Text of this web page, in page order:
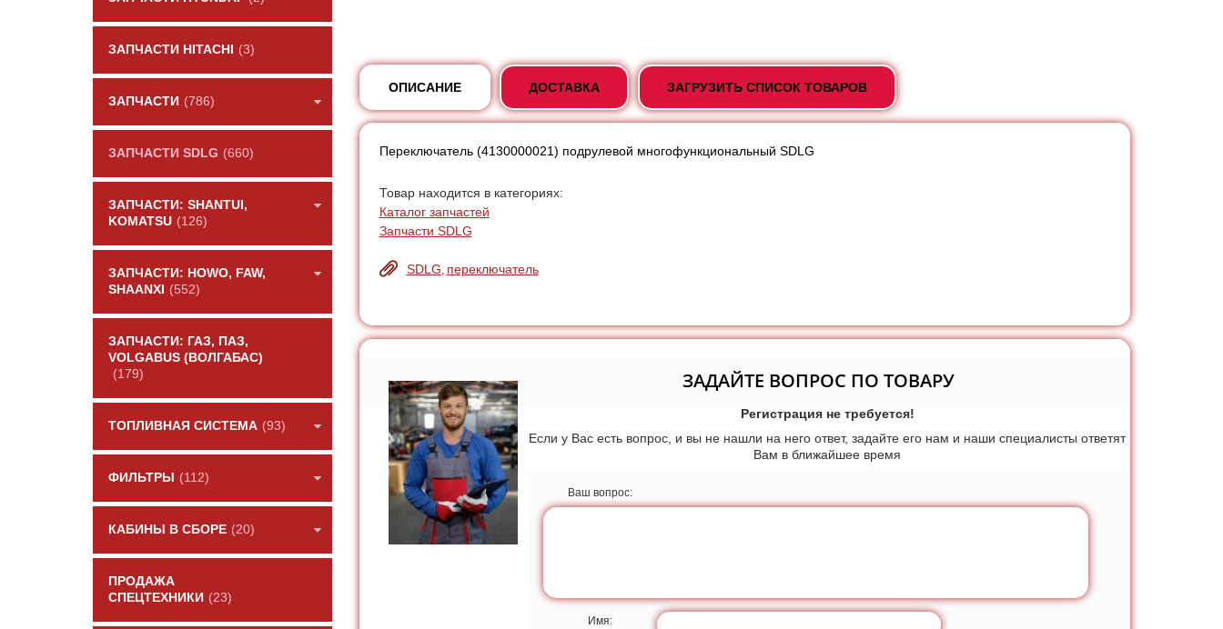
ЗАПЧАСТИ HITACHI (3)
ЗАПЧАСТИ (786)
ЗАПЧАСТИ SDLG (660)
ЗАПЧАСТИ: SHANTUI,
KOMATSU (126)
ЗАПЧАСТИ: HOWO, FAW,
SHAANXI
(552)
ЗАПЧАСТИ: ГАЗ, ПАЗ,
VOLGABUS (ВОЛГАБАС)
(179)
ТОПЛИВНАЯ СИСТЕМА (93)
ФИЛЬТРЫ (112)
КАБИНЫ В СБОРЕ (20)
ПРОДАЖА
СПЕЦТЕХНИКИ (23)
ОПИСАНИЕ ДОСТАВКА ЗАГРУЗИТЬ СПИСОК ТОВАРОВ
Переключатель (4130000021) подрулевой многофункциональный SDLG
Товар находится в категориях:
Каталог запчастей
Запчасти SDLG
SDLG, переключатель
ЗАДАЙТЕ ВОПРОС ПО ТОВАРУ
Регистрация не требуется!
Если у Вас есть вопрос, и вы не нашли на него ответ, задайте его нам и наши специалисты ответят
Вам в ближайшее время
Ваш вопрос:
Имя: